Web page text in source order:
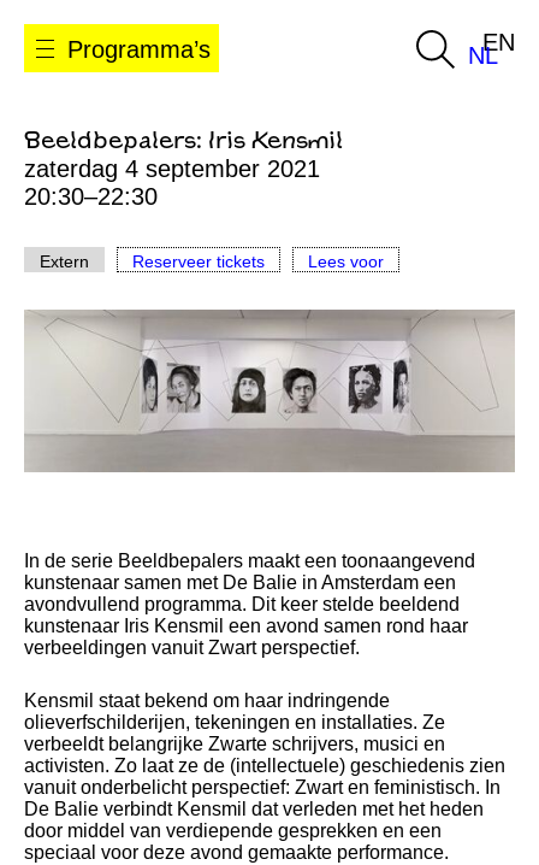
Programma’s NLEN
Beeldbepalers: Iris Kensmil
zaterdag 4 september 2021
20:30–22:30
Extern Reserveer tickets Lees voor
In de serie Beeldbepalers maakt een toonaangevend
kunstenaar samen met De Balie in Amsterdam een
avondvullend programma. Dit keer stelde beeldend
kunstenaar Iris Kensmil een avond samen rond haar
verbeeldingen vanuit Zwart perspectief.
Kensmil staat bekend om haar indringende
olieverfschilderijen, tekeningen en installaties. Ze
verbeeldt belangrijke Zwarte schrijvers, musici en
activisten. Zo laat ze de (intellectuele) geschiedenis zien
vanuit onderbelicht perspectief: Zwart en feministisch. In
De Balie verbindt Kensmil dat verleden met het heden
door middel van verdiepende gesprekken en een
speciaal voor deze avond gemaakte performance.